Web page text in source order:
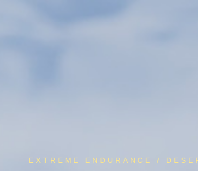
EXTREME ENDURANCE /